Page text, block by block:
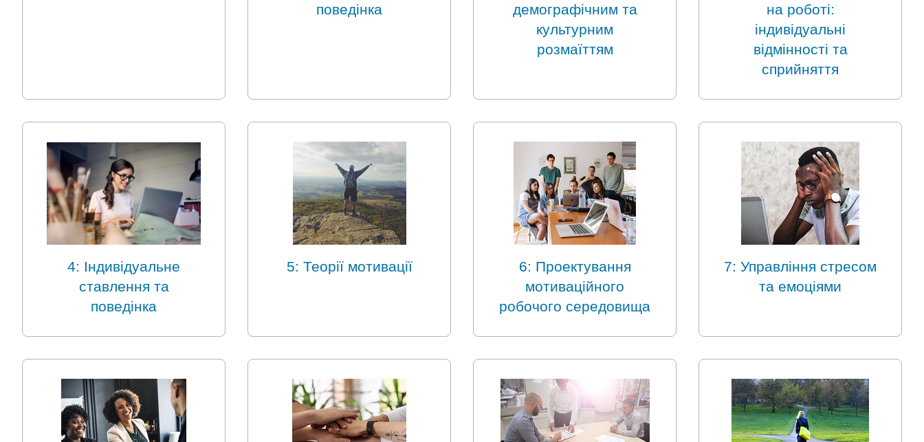
поведінка
демографічним та
культурним
розмаїттям
на роботі:
індивідуальні
відмінності та
сприйняття
4: Індивідуальне
ставлення та
поведінка
5: Теорії мотивації
6: Проектування
мотиваційного
робочого середовища
7: Управління стресом
та емоціями